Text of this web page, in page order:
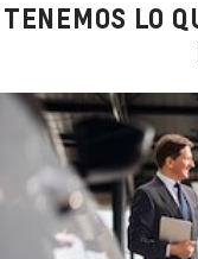
TENEMOS LO